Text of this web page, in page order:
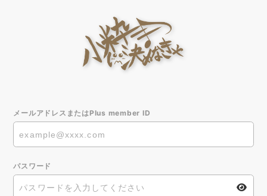
メールアドレスまたはPlus member ID
パスワード